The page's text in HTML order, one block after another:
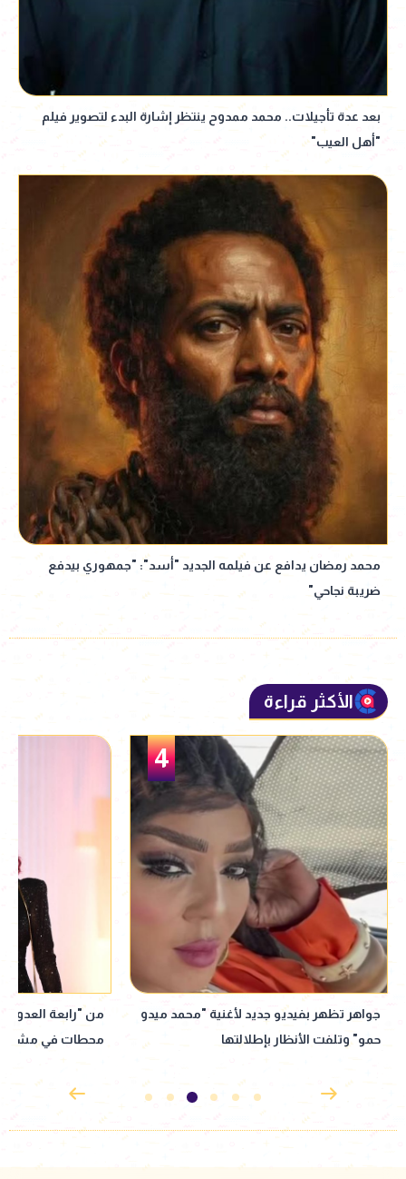
بعد عدة تأجيلات.. محمد ممدوح ينتظر إشارة البدء لتصوير فيلم
"أهل العيب"
محمد رمضان يدافع عن فيلمه الجديد "أسد": "جمهوري بيدفع
ضريبة نجاحي"
الأكثر قراءة
5
من "رابعة العدوية" إلى العودة لماسبيرو..
محطات في مشوار نبيلة عبيد
نبيلة عبيد تعود
إذاعي جديد مأخوذ